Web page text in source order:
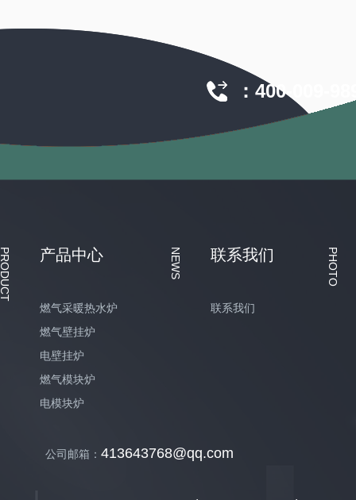
：400-009-
产品中心
燃气采暖热水炉
燃气壁挂炉
电壁挂炉
燃气模块炉
电模块炉
联系我们
NEWS
联系我们
PHOTO
公司邮箱： 413643768@qq.com